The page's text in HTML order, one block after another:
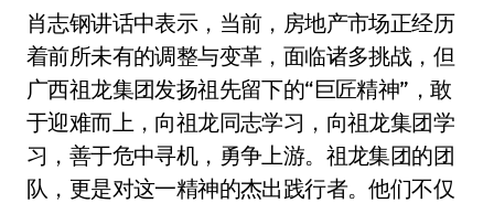
肖志钢讲话中表示，当前，房地产市场正经历
着前所未有的调整与变革，面临诸多挑战，但
广西祖龙集团发扬祖先留下的“巨匠精神”，敢
于迎难而上，向祖龙同志学习，向祖龙集团学
习，善于危中寻机，勇争上游。祖龙集团的团
队，更是对这一精神的杰出践行者。他们不仅